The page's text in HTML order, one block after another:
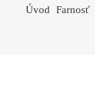
Úvod Farnosť